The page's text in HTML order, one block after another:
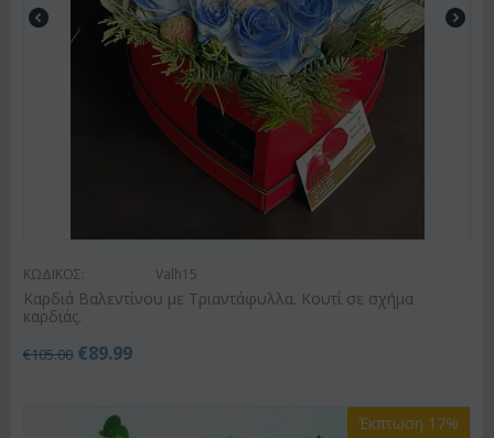
ΚΩΔΙΚΟΣ: Valh15
Καρδιά Βαλεντίνου με Τριαντάφυλλα. Κουτί σε σχήμα
καρδιάς.
€105.00 €89.99
Έκπτωση 17%